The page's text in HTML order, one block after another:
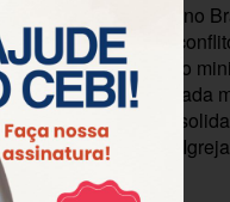
a Igreja Metodista no
que parte do
e termina com o
os ministérios, em cada
apontam a
libertadora da